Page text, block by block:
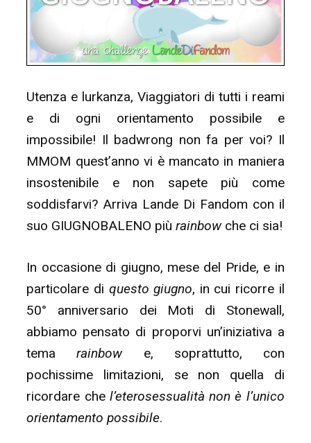
Utenza e lurkanza, Viaggiatori di tutti i reami
e di ogni orientamento possibile e
impossibile! Il badwrong non fa per voi? Il
MMOM quest’anno vi è mancato in maniera
insostenibile e non sapete più come
soddisfarvi? Arriva Lande Di Fandom con il
suo GIUGNOBALENO piùrainbowche ci sia!
In occasione di giugno, mese del Pride, e in
particolare di questo giugno, in cui ricorre il
50° anniversario dei Moti di Stonewall,
abbiamo pensato di proporvi un’iniziativa a
temarainbowe, soprattutto, con
pochissime limitazioni, se non quella di
ricordare che l’eterosessualità non è l’unico
orientamento possibile.